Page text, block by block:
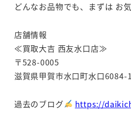
どんなお品物でも、まずは お
店舗情報
≪買取大吉 西友水口店≫
〒528-0005
滋賀県甲賀市水口町水口
過去のブログ https://